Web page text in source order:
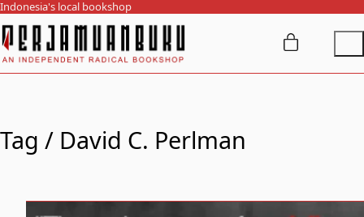
Indonesia's local bookshop
Tag / David C. Perlman